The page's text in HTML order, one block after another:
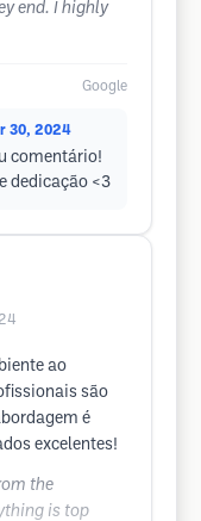
end. I highly
Google
30, 2024
comentário!
dedicação <3
ao
são
é
excelentes!
the
is top